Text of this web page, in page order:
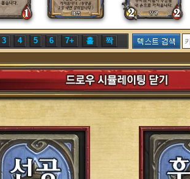
3 4 5 6 7+ 홀 짝